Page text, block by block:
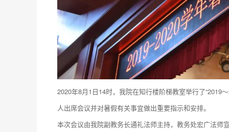
2020年8月1日14时，我院在知行楼阶梯教室举行了“2019
人出席会议并对暑假有关事宜做出重要指示和安排。
本次会议由我院副教务长通礼法师主持，教务处宏广法师